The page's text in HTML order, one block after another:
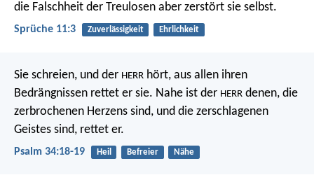
die Falschheit der Treulosen aber zerstört sie selbst.
Sprüche 11:3 Zuverlässigkeit Ehrlichkeit
Sie schreien, und der HERR hört, aus allen ihren
Bedrängnissen rettet er sie. Nahe ist der HERR denen, die
zerbrochenen Herzens sind, und die zerschlagenen
Geistes sind, rettet er.
Psalm 34:18-19 Heil Befreier Nähe